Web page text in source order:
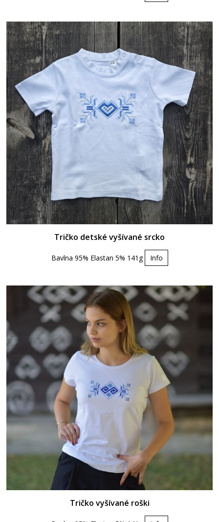
Tričko detské vyšívané srcko
Bavlna 95% Elastan 5% 141g Info
Tričko vyšívané roški